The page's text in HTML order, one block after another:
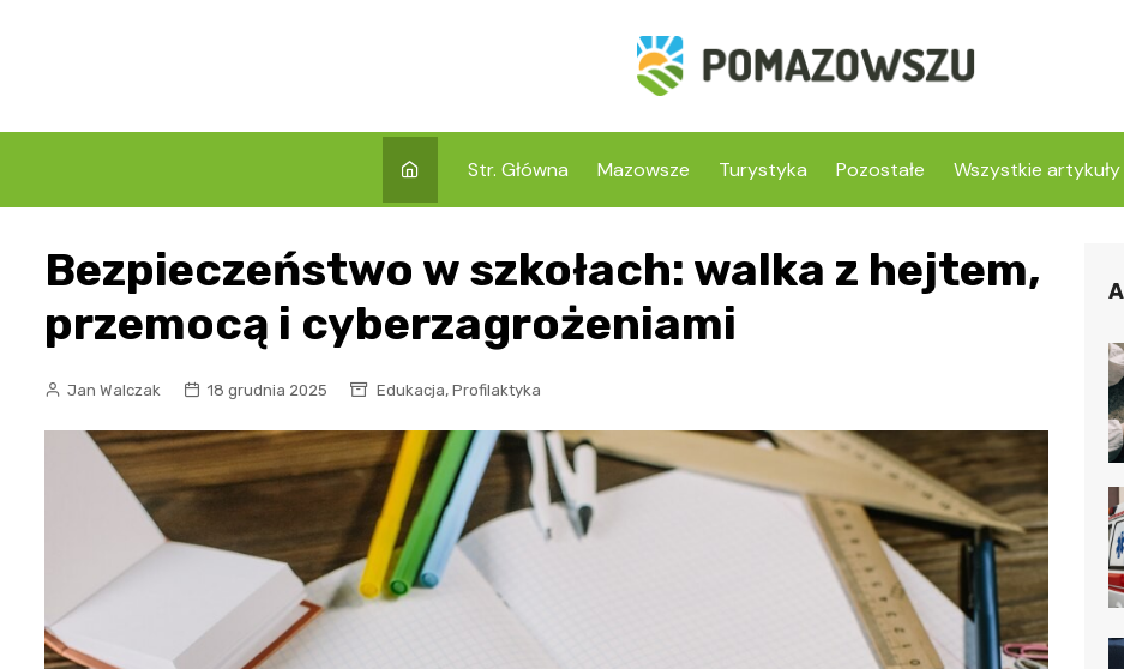
Str. Główna Mazowsze Turystyka Pozostałe Wszystkie artykuły
Bezpieczeństwo w szkołach: walka z hejtem,
przemocą i cyberzagrożeniami
Jan Walczak 18 grudnia 2025 Edukacja, Profilaktyka